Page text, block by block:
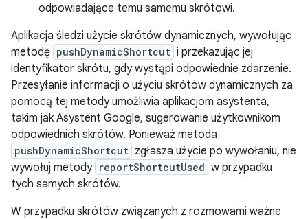
odpowiadające temu samemu skrótowi.
Aplikacja śledzi użycie skrótów dynamicznych, wywołując
metodę pushDynamicShortcut i przekazując jej
identyfikator skrótu, gdy wystąpi odpowiednie zdarzenie.
Przesyłanie informacji o użyciu skrótów dynamicznych za
pomocą tej metody umożliwia aplikacjom asystenta,
takim jak Asystent Google, sugerowanie użytkownikom
odpowiednich skrótów. Ponieważ metoda
pushDynamicShortcut zgłasza użycie po wywołaniu, nie
wywołuj metody reportShortcutUsed w przypadku
tych samych skrótów.
W przypadku skrótów związanych z rozmowami ważne